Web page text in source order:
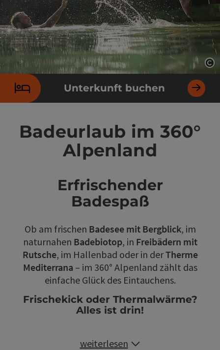
Unterkunft buchen
Badeurlaub im 360°
Alpenland
Erfrischender
Badespaß
Ob am frischen Badesee mit Bergblick, im
naturnahen Badebiotop, in Freibädern mit
Rutsche, im Hallenbad oder in derTherme
Mediterrana – im 360° Alpenland zählt das
einfache Glück des Eintauchens.
Frischekick oder Thermalwärme?
Alles ist drin!
weiterlesen